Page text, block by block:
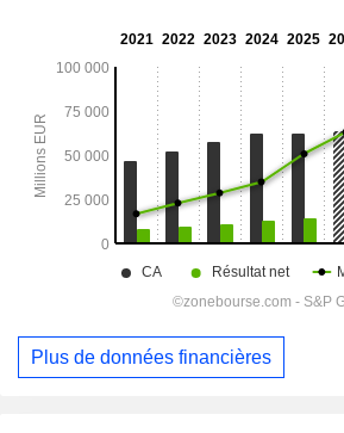
Plus de données financières